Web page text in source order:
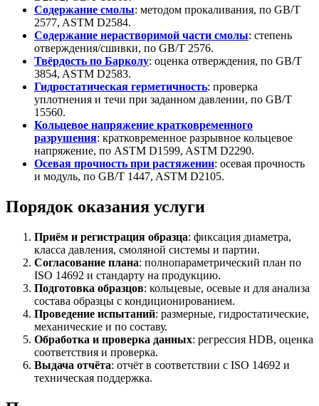
Содержание смолы: методом прокаливания, по GB/T
2577, ASTM D2584.
Содержание нерастворимой части смолы: степень
отверждения/сшивки, по GB/T 2576.
Твёрдость по Барколу: оценка отверждения, по GB/T
3854, ASTM D2583.
Гидростатическая герметичность: проверка
уплотнения и течи при заданном давлении, по GB/T
15560.
Кольцевое напряжение кратковременного
разрушения: кратковременное разрывное кольцевое
напряжение, по ASTM D1599, ASTM D2290.
Осевая прочность при растяжении: осевая прочность
и модуль, по GB/T 1447, ASTM D2105.
Порядок оказания услуги
Приём и регистрация образца: фиксация диаметра,
класса давления, смоляной системы и партии.
Согласование плана: полнопараметрический план по
ISO 14692 и стандарту на продукцию.
Подготовка образцов: кольцевые, осевые и для анализа
состава образцы с кондиционированием.
Проведение испытаний: размерные, гидростатические,
механические и по составу.
Обработка и проверка данных: регрессия HDB, оценка
соответствия и проверка.
Выдача отчёта: отчёт в соответствии с ISO 14692 и
техническая поддержка.